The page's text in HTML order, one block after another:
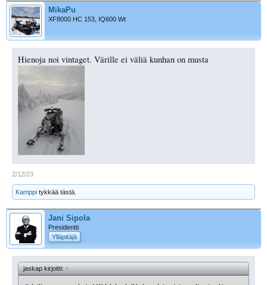
MikaPu
XF8000 HC 153, IQ600 Wt
Hienoja noi vintaget. Värille ei väliä kunhan on musta
2/12/23
Kamppi tykkää tästä.
Jani Sipola
Presidentti
Ylläpitäjä
jaskap kirjoitti:↑